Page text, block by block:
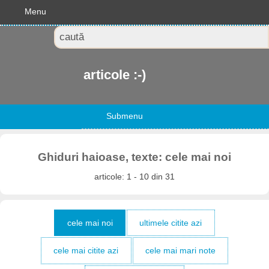
Menu
articole :-)
Submenu
Ghiduri haioase, texte: cele mai noi
articole: 1 - 10 din 31
cele mai noi ultimele citite azi
cele mai citite azi cele mai mari note